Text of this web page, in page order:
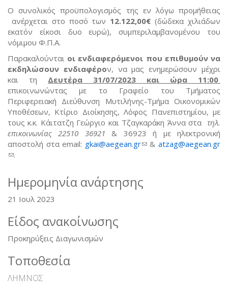
Ο συνολικός προϋπολογισμός της εν λόγω προμήθειας
ανέρχεται στο ποσό των 12.122,00€ (δώδεκα χιλιάδων
εκατόν είκοσι δυο ευρώ), συμπεριλαμβανομένου του
νόμιμου Φ.Π.Α.
Παρακαλούνται οι ενδιαφερόμενοι που επιθυμούν να
εκδηλώσουν ενδιαφέρον, να μας ενημερώσουν μέχρι
και τη
Δευτέρα 31/07/2023 και ώρα 11:00
επικοινωνώντας με το Γραφείο του Τμήματος
Περιφερειακή Διεύθυνση Μυτιλήνης-Τμήμα Οικονομικών
Υποθέσεων, Κτίριο Διοίκησης, Λόφος Πανεπιστημίου, με
τους κ.κ. Κάιτατζη Γεώργιο και Τζαγκαράκη Άννα στα τηλ.
επικοινωνίας 22510 36921 & 36923 ή με ηλεκτρονική
αποστολή στα email: gkai@aegean.gr(link sends e-mail)
&atzag@aegean.gr
(link sends e-mail)
.
Ημερομηνία ανάρτησης
21 Ιουλ 2023
Είδος ανακοίνωσης
Προκηρύξεις Διαγωνισμών
Τοποθεσία
ΛΗΜΝΟΣ